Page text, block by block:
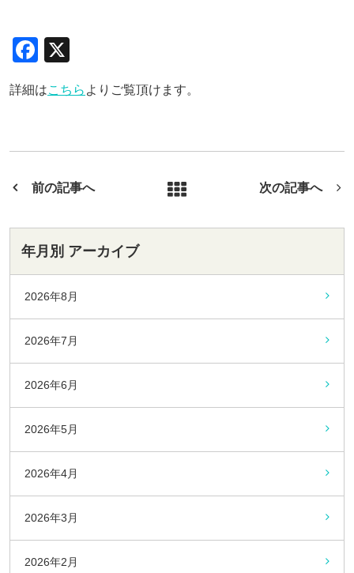
F
c
b
o
o
k
詳細はこちら よりご覧頂けます。
前の記事へ 次の記事へ
年月別 アーカイブ
2026年8月
2026年7月
2026年6月
2026年5月
2026年4月
2026年3月
2026年2月